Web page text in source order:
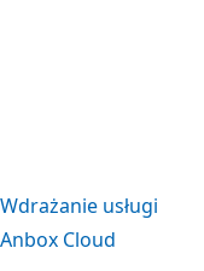
Wdrażanie usługi
Anbox Cloud